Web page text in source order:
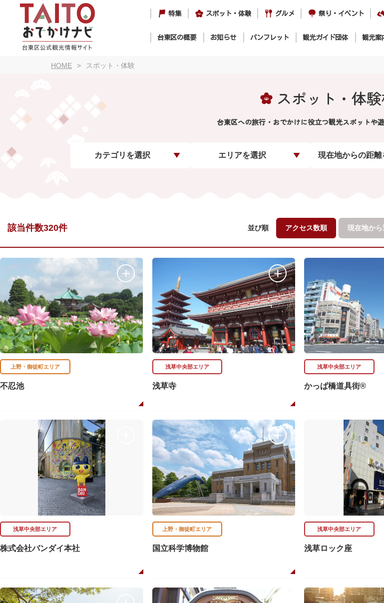
特集 スポット・体験 グルメ 祭り・イベント
台東区の概要 お知らせ パンフレット 観光ガイド団体 観光案
HOME スポット・体験
スポット・体
台東区への旅行・おでかけに役立つ観光スポットや
カテゴリを選択 エリアを選択 現在地からの距離
該当件数320件 並び順 アクセス数順 現在地から
上野・御徒町エリア
不忍池
浅草中央部エリア
浅草寺
浅草中央部エリア
かっぱ橋道具街®
浅草中央部エリア
株式会社バンダイ本社
上野・御徒町エリア
国立科学博物館
浅草中央部エリア
浅草ロック座